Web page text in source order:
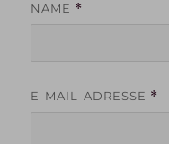
NAME *
E-MAIL-ADRESSE *